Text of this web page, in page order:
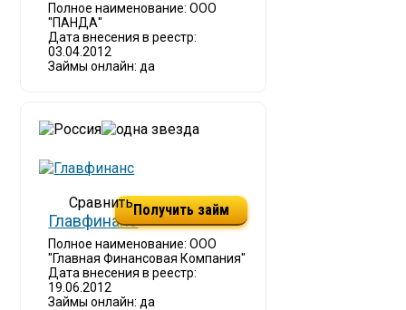
Полное наименование: ООО
"ПАНДА"
Дата внесения в реестр:
03.04.2012
Займы онлайн: да
Главфинанс
Полное наименование: ООО
"Главная Финансовая Компания"
Дата внесения в реестр:
19.06.2012
Займы онлайн: да
Получить займ